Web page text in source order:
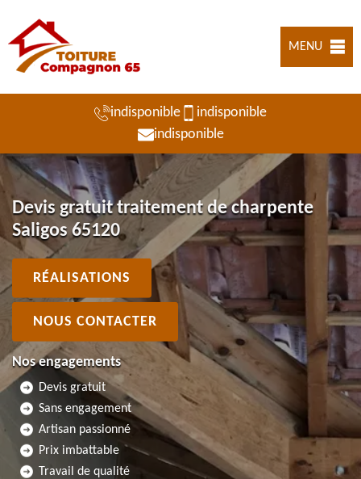
MENU
indisponible
indisponible
indisponible
Devis gratuit traitement de charpente
Saligos 65120
RÉALISATIONS
NOUS CONTACTER
Nos engagements
Devis gratuit
Sans engagement
Artisan passionné
Prix imbattable
Travail de qualité